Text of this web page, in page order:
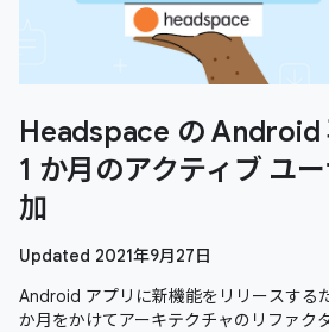
Headspace の Android
1 か月のアクティブ ユ
加
Updated 2021年9月27日
Android アプリに新機能をリリースする
か月をかけてアーキテクチャのリファク